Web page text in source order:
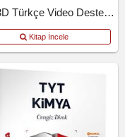
TYT 3D Türkçe Video Destekli Defter
Kitap İncele